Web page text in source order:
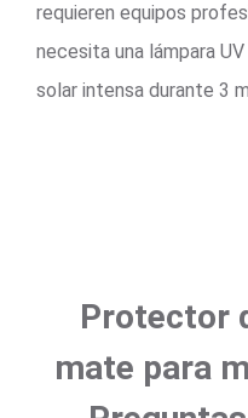
requieren equipos
necesita una lámpara
solar intensa durante 3
Protector
mate para